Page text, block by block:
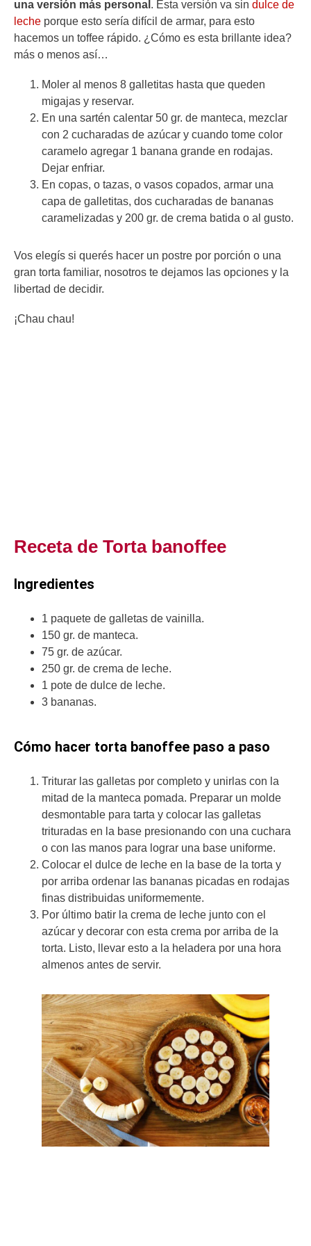
una versión más personal . Esta versión va sin dulce de
leche porque esto sería difícil de armar, para esto
hacemos un toffee rápido. ¿Cómo es esta brillante idea?
más o menos así…
Moler al menos 8 galletitas hasta que queden
migajas y reservar.
En una sartén calentar 50 gr. de manteca, mezclar
con 2 cucharadas de azúcar y cuando tome color
caramelo agregar 1 banana grande en rodajas.
Dejar enfriar.
En copas, o tazas, o vasos copados, armar una
capa de galletitas, dos cucharadas de bananas
caramelizadas y 200 gr. de crema batida o al gusto.
Vos elegís si querés hacer un postre por porción o una
gran torta familiar, nosotros te dejamos las opciones y la
libertad de decidir.
¡Chau chau!
Receta de Torta banoffee
Ingredientes
1 paquete de galletas de vainilla.
150 gr. de manteca.
75 gr. de azúcar.
250 gr. de crema de leche.
1 pote de dulce de leche.
3 bananas.
Cómo hacer torta banoffee paso a paso
Triturar las galletas por completo y unirlas con la
mitad de la manteca pomada. Preparar un molde
desmontable para tarta y colocar las galletas
trituradas en la base presionando con una cuchara
o con las manos para lograr una base uniforme.
Colocar el dulce de leche en la base de la torta y
por arriba ordenar las bananas picadas en rodajas
finas distribuidas uniformemente.
Por último batir la crema de leche junto con el
azúcar y decorar con esta crema por arriba de la
torta. Listo, llevar esto a la heladera por una hora
almenos antes de servir.